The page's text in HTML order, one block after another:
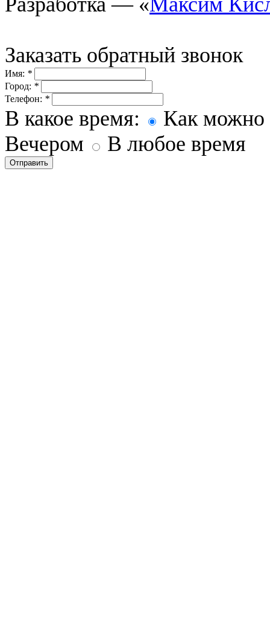
Заказать обратный звонок
Имя: *
Город: *
Телефон: *
В какое время:
Как можно
Вечером
В любое время
Отправить